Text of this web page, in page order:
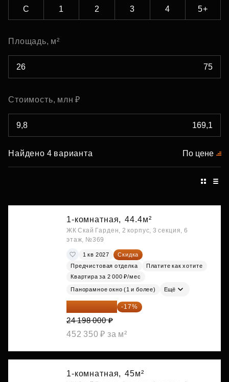
С 1 2 3 4 5+
Площадь, м²
Стоимость, млн ₽
Найдено 4 варианта По цене
1-комнатная, 44.4м²
ЖК Скай Гарден, 2 корпус, 3 секция, 6
этаж, №369
1 кв 2027
Скидка
Предчистовая отделка
Платите как хотите
Квартира за 2 000 ₽/мес
Панорамное окно (1 и более) Ещё
20 084 340 ₽ -17%
24 198 000 ₽
452 350 ₽ за м²
1-комнатная, 45м²